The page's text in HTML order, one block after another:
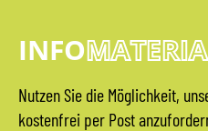
INFO
Nutzen Sie die Möglichkeit,
kostenfrei per Post